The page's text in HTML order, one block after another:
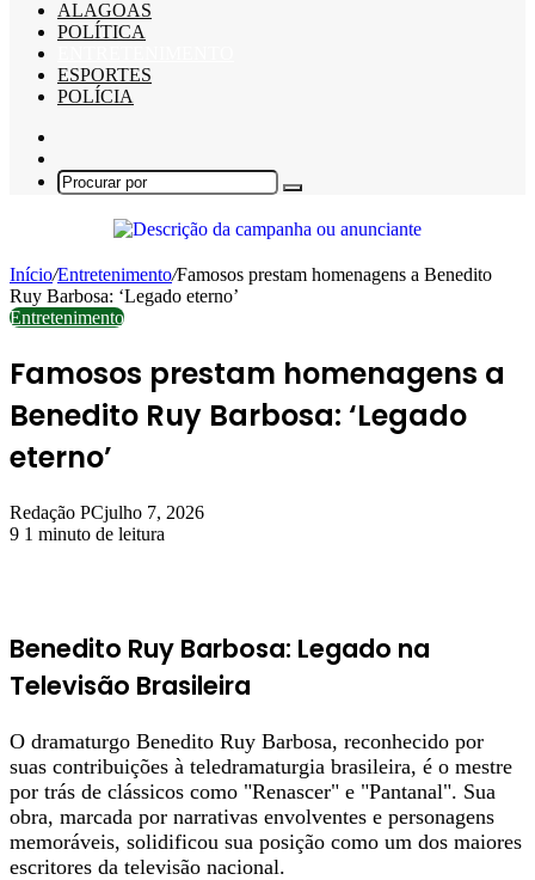
ALAGOAS
POLÍTICA
ESPORTES
POLÍCIA
skin
Procurar
Início/Entretenimento/Famosos prestam homenagens a Benedito
Ruy Barbosa: ‘Legado eterno’
Entretenimento
Famosos prestam homenagens a
Benedito Ruy Barbosa: ‘Legado
eterno’
Redação PCjulho 7, 2026
9 1 minuto de leitura
Benedito Ruy Barbosa: Legado na
Televisão Brasileira
O dramaturgo Benedito Ruy Barbosa, reconhecido por
suas contribuições à teledramaturgia brasileira, é o mestre
por trás de clássicos como "Renascer" e "Pantanal". Sua
obra, marcada por narrativas envolventes e personagens
memoráveis, solidificou sua posição como um dos maiores
escritores da televisão nacional.